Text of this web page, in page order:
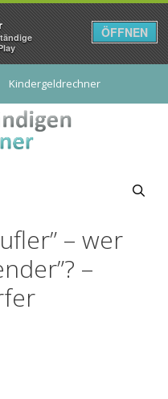
Kindergeldrechner
– wer
–
ÖFFNEN